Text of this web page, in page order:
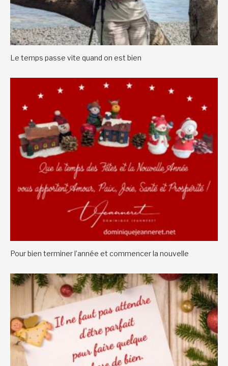
Le temps passe vite quand on est bien
Pour bien terminer l’année et commencer la nouvelle